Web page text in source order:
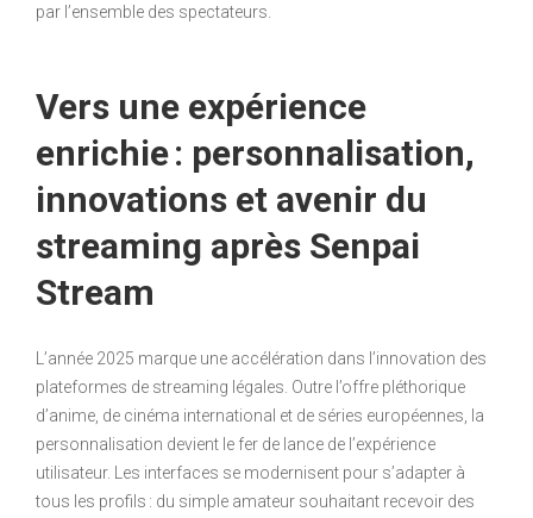
par l’ensemble des spectateurs.
Vers une expérience
enrichie : personnalisation,
innovations et avenir du
streaming après Senpai
Stream
L’année 2025 marque une accélération dans l’innovation des
plateformes de streaming légales. Outre l’offre pléthorique
d’anime, de cinéma international et de séries européennes, la
personnalisation devient le fer de lance de l’expérience
utilisateur. Les interfaces se modernisent pour s’adapter à
tous les profils : du simple amateur souhaitant recevoir des